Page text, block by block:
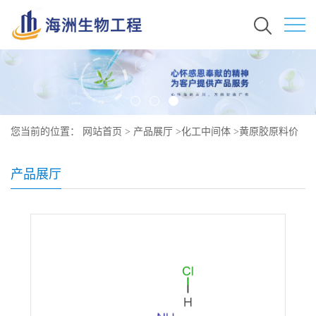
您当前的位置： 网站首页 > 产品展厅 >化工中间体 >黄原胶原料价
产品展厅